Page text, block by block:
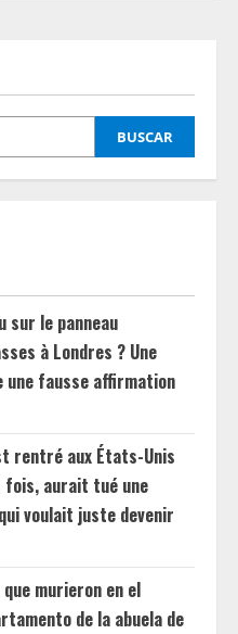
BUSCAR
sur le panneau
à Londres ? Une
fausse affirmation
rentré aux États-Unis
fois, aurait tué une
voulait juste devenir
murieron en el
de la abuela de